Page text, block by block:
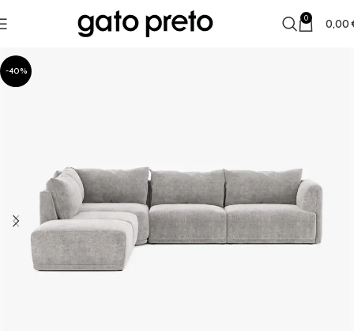
0 0,00
-40%